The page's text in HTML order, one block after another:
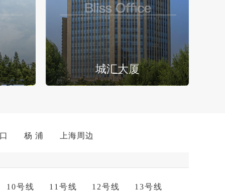
城汇大厦
杨 浦 上海周边
10号线 11号线 12号线 13号线